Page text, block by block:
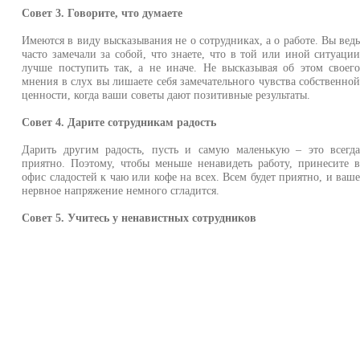
Совет 3. Говорите, что думаете
Имеются в виду высказывания не о сотрудниках, а о работе. Вы ведь
часто замечали за собой, что знаете, что в той или иной ситуации
лучше поступить так, а не иначе. Не высказывая об этом своего
мнения в слух вы лишаете себя замечательного чувства собственной
ценности, когда ваши советы дают позитивные результаты.
Совет 4. Дарите сотрудникам радость
Дарить другим радость, пусть и самую маленькую – это всегда
приятно. Поэтому, чтобы меньше ненавидеть работу, принесите в
офис сладостей к чаю или кофе на всех. Всем будет приятно, и ваше
нервное напряжение немного сгладится.
Совет 5. Учитесь у ненавистных сотрудников